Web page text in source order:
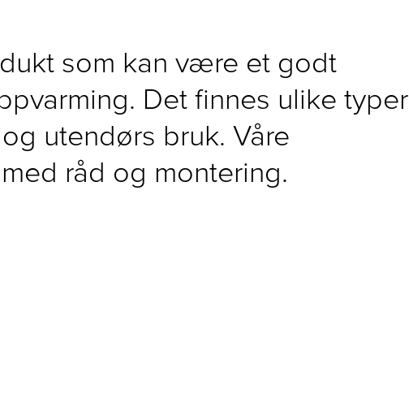
som kan være et godt
Det finnes ulike typer
utendørs bruk. Våre
råd og montering.